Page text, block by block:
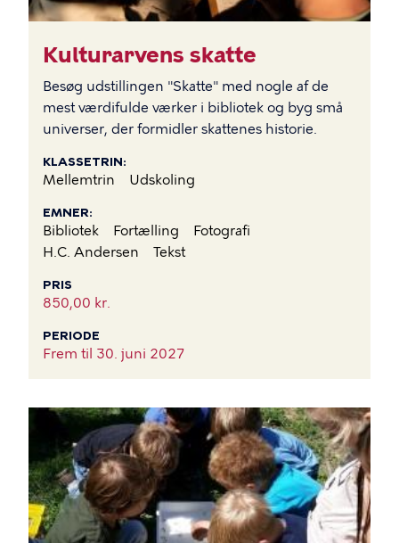
Kulturarvens skatte
Besøg udstillingen "Skatte" med nogle af de
mest værdifulde værker i bibliotek og byg små
universer, der formidler skattenes historie.
KLASSETRIN
Mellemtrin Udskoling
EMNER
Bibliotek Fortælling
Fotografi
H.C. Andersen
Tekst
PRIS
850,00 kr.
PERIODE
Frem til 30. juni 2027